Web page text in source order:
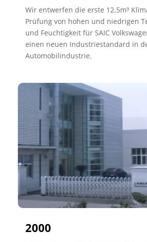
Wir entwerfen die erste 12.5m³
Prüfung von hohen und niedrigen
und Feuchtigkeit für SAIC
einen neuen Industriestandard in
Automobilindustrie.
2000